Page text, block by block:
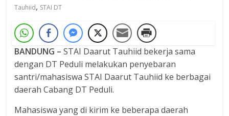
Tauhiid, STAI DT
BANDUNG –STAI Daarut Tauhiid bekerja sama
dengan DT Peduli melakukan penyebaran
santri/mahasiswa STAI Daarut Tauhiid ke berbagai
daerah Cabang DT Peduli.
Mahasiswa yang di kirim ke beberapa daerah